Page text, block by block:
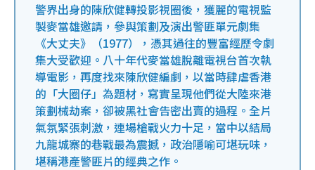
警界出身的陳欣健轉投影視圈後，獲麗的電視監
製麥當雄邀請，參與策劃及演出警匪單元劇集
《大丈夫》（1977），憑其過往的豐富經歷令劇
集大受歡迎。八十年代麥當雄脫離電視台首次執
導電影，再度找來陳欣健編劇，以當時肆虐香港
的「大圈仔」為題材，寫實呈現他們從大陸來港
策劃械劫案，卻被黑社會告密出賣的過程。全片
氣氛緊張刺激，連場槍戰火力十足，當中以結局
九龍城寨的巷戰最為震撼，政治隱喻可堪玩味，
堪稱港產警匪片的經典之作。